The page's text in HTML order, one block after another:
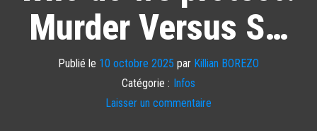
Murder Versus S…
Publié le 10 octobre 2025 par Killian BOREZO
Catégorie : Infos
Laisser un commentaire